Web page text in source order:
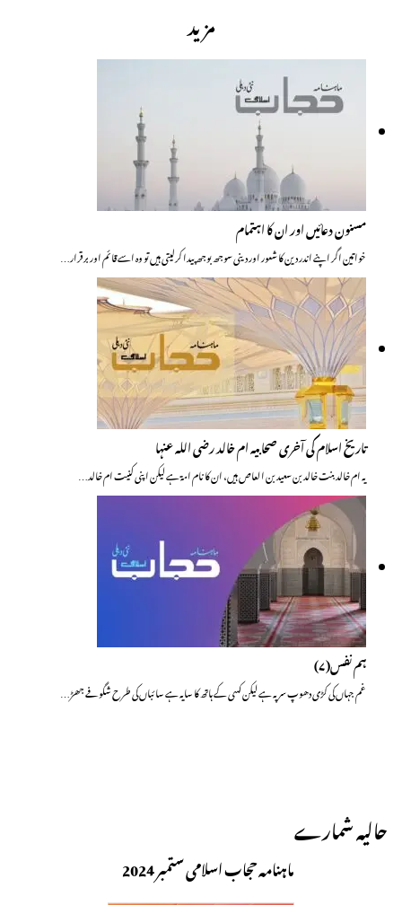
مزید
مسنون دعائیں اور ان کا اہتمام
خواتین اگر اپنے اندر دین کا شعور اور دینی سوجھ بوجھ پیدا کرلیتی ہیں تو وہ اسے قائم اور برقرار…
تاریخ اسلام کی آخری صحابیہ ام خالد رضی اللہ عنہا
یہ ام خالد بنت خالد بن سعید بن العاص ہیں، ان کا نام امۃ ہے لیکن اپنی کنیت ام خالد…
ہم نفس(۷)
غم جہاں کی کڑی دھوپ سر پہ ہے لیکن کسی کے ہاتھ کا سایہ ہے سائباں کی طرح شگوفے جھڑ…
حالیہ شمارے
ماہنامہ حجاب اسلامی ستمبر 2024